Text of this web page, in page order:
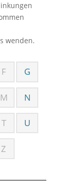
wenden.
F G
M N
T U
Z